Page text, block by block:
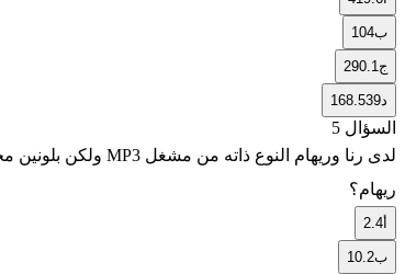
ب104
ج 290.1
د168.539
السؤال 5
ريهام؟
أ2.4
ب10.2